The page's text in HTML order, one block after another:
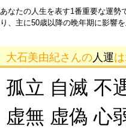
あなたの人生を表す1番重要な運勢
り、主に50歳以降の晩年期に影響
大石美由紀さんの 人運
孤立 自滅 不
虚無 虚偽 心